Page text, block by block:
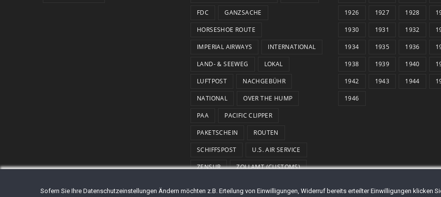
FDC GANZSACHE
HORSESHOE ROUTE
IMPERIAL AIRWAYS INTERNATIONAL
LAND- & SEEWEG LOKAL
LUFTPOST NACHGEBÜHR
NATIONAL OVER THE HUMP
PAA PACIFIC CLIPPER
PAKETSCHEIN ROUTEN
SCHIFFSPOST U.S. AIR SERVICE
ZENSUR ZOLLAMT (CUSTOMS)
1926 1927 1928
1930 1931 1932
1934 1935 1936
1938 1939 1940
1942 1943 1944
1946
Sofern Sie Ihre Datenschutzeinstellungen Ändern möchten z.B. Erteilung von Einwilligungen, Widerruf bereits erteilter Einwilligungen klicken